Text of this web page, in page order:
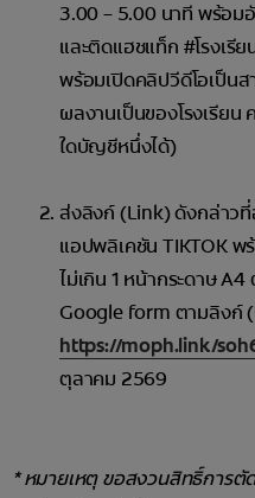
3.00 – 5.00 นาที พร้อม
และติดแฮชแท็ก #โรงเ
พร้อมเปิดคลิปวีดีโอเป็น
ผลงานเป็นของโรงเรีย
ใดบัญชีหนึ่งได้)
ส่งลิงก์ (Link) ดังกล่าว
แอปพลิเคชัน TIKTOK
ไม่เกิน 1 หน้ากระดาษ
Google form ตามลิงก์
https://moph.link/
ตุลาคม 2569
* หมายเหตุ ขอสงวนสิทธิ์การ